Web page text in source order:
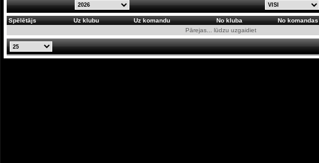
Spēlētājs Uz klubu Uz komandu No kluba No komandas
Pārejas... lūdzu uzgaidiet